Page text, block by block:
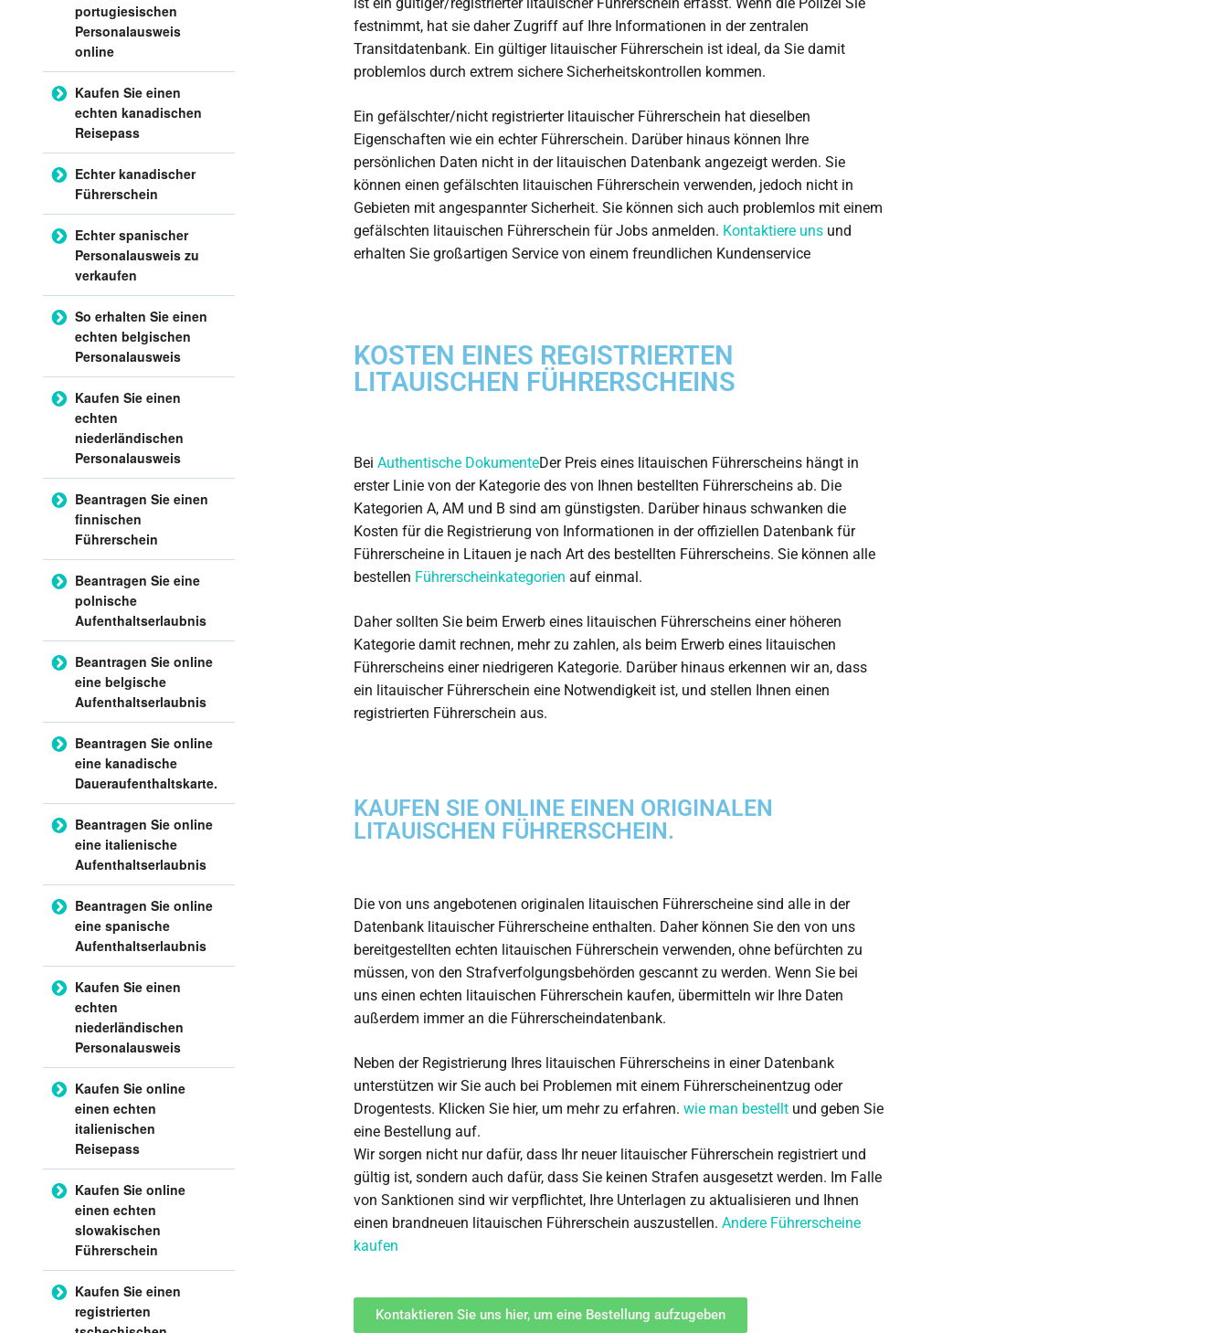
ist ein gültiger/registrierter litauischer Führerschein erfasst. Wenn die Polizei Sie
festnimmt, hat sie daher Zugriff auf Ihre Informationen in der zentralen
Transitdatenbank. Ein gültiger litauischer Führerschein ist ideal, da Sie damit
problemlos durch extrem sichere Sicherheitskontrollen kommen.
Ein gefälschter/nicht registrierter litauischer Führerschein hat dieselben
Eigenschaften wie ein echter Führerschein. Darüber hinaus können Ihre
persönlichen Daten nicht in der litauischen Datenbank angezeigt werden. Sie
können einen gefälschten litauischen Führerschein verwenden, jedoch nicht in
Gebieten mit angespannter Sicherheit. Sie können sich auch problemlos mit einem
gefälschten litauischen Führerschein für Jobs anmelden. Kontaktiere uns und
erhalten Sie großartigen Service von einem freundlichen Kundenservice
KOSTEN EINES REGISTRIERTEN
LITAUISCHEN FÜHRERSCHEINS
Bei Authentische DokumenteDer Preis eines litauischen Führerscheins hängt in
erster Linie von der Kategorie des von Ihnen bestellten Führerscheins ab. Die
Kategorien A, AM und B sind am günstigsten. Darüber hinaus schwanken die
Kosten für die Registrierung von Informationen in der offiziellen Datenbank für
Führerscheine in Litauen je nach Art des bestellten Führerscheins. Sie können alle
bestellen Führerscheinkategorien auf einmal.
Daher sollten Sie beim Erwerb eines litauischen Führerscheins einer höheren
Kategorie damit rechnen, mehr zu zahlen, als beim Erwerb eines litauischen
Führerscheins einer niedrigeren Kategorie. Darüber hinaus erkennen wir an, dass
ein litauischer Führerschein eine Notwendigkeit ist, und stellen Ihnen einen
registrierten Führerschein aus.
KAUFEN SIE ONLINE EINEN ORIGINALEN
LITAUISCHEN FÜHRERSCHEIN.
Die von uns angebotenen originalen litauischen Führerscheine sind alle in der
Datenbank litauischer Führerscheine enthalten. Daher können Sie den von uns
bereitgestellten echten litauischen Führerschein verwenden, ohne befürchten zu
müssen, von den Strafverfolgungsbehörden gescannt zu werden. Wenn Sie bei
uns einen echten litauischen Führerschein kaufen, übermitteln wir Ihre Daten
außerdem immer an die Führerscheindatenbank.
Neben der Registrierung Ihres litauischen Führerscheins in einer Datenbank
unterstützen wir Sie auch bei Problemen mit einem Führerscheinentzug oder
Drogentests. Klicken Sie hier, um mehr zu erfahren. wie man bestellt und geben Sie
eine Bestellung auf.
Wir sorgen nicht nur dafür, dass Ihr neuer litauischer Führerschein registriert und
gültig ist, sondern auch dafür, dass Sie keinen Strafen ausgesetzt werden. Im Falle
von Sanktionen sind wir verpflichtet, Ihre Unterlagen zu aktualisieren und Ihnen
einen brandneuen litauischen Führerschein auszustellen. Andere Führerscheine
kaufen
Kontaktieren Sie uns hier, um eine Bestellung aufzugeben
portugiesischen
Personalausweis
online
Kaufen Sie einen
echten kanadischen
Reisepass
Echter kanadischer
Führerschein
Echter spanischer
Personalausweis zu
verkaufen
So erhalten Sie einen
echten belgischen
Personalausweis
Kaufen Sie einen
echten
niederländischen
Personalausweis
Beantragen Sie einen
finnischen
Führerschein
Beantragen Sie eine
polnische
Aufenthaltserlaubnis
Beantragen Sie online
eine belgische
Aufenthaltserlaubnis
Beantragen Sie online
eine kanadische
Daueraufenthaltskarte.
Beantragen Sie online
eine italienische
Aufenthaltserlaubnis
Beantragen Sie online
eine spanische
Aufenthaltserlaubnis
Kaufen Sie einen
echten
niederländischen
Personalausweis
Kaufen Sie online
einen echten
italienischen
Reisepass
Kaufen Sie online
einen echten
slowakischen
Führerschein
Kaufen Sie einen
registrierten